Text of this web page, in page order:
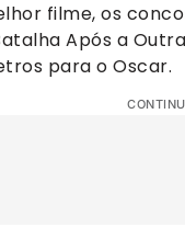
filme, os
Após a
para o Oscar.